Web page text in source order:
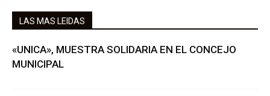
LAS MAS LEIDAS
«UNICA», MUESTRA SOLIDARIA EN EL CONCEJO
MUNICIPAL